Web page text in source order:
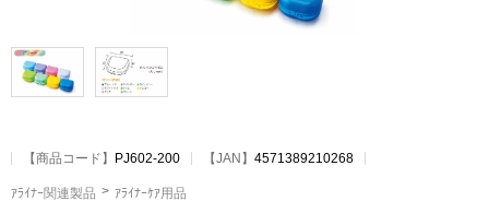
【商品コード】 PJ602-200 【JAN】 4571389210268
ｱﾗｲﾅｰ関連製品 ｱﾗｲﾅｰｹｱ用品